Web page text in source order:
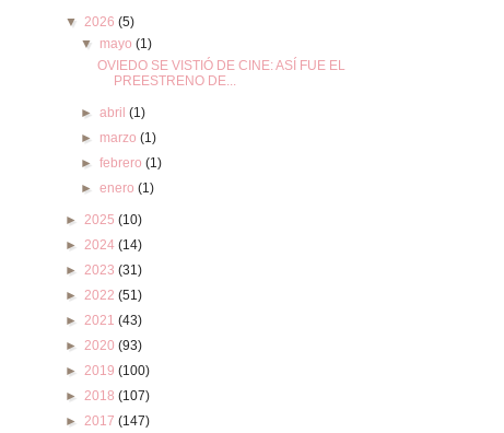
▼ 2026 (5)
▼ mayo(1)
OVIEDO SE VISTIÓ DE CINE: ASÍ FUE EL
PREESTRENO DE...
►abril(1)
► marzo(1)
►febrero(1)
►enero(1)
► 2025 (10)
► 2024 (14)
► 2023 (31)
► 2022 (51)
► 2021 (43)
► 2020 (93)
► 2019 (100)
► 2018 (107)
► 2017 (147)